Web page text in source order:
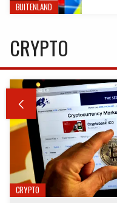
BUITENLAND
CRYPTO

CRYPTO